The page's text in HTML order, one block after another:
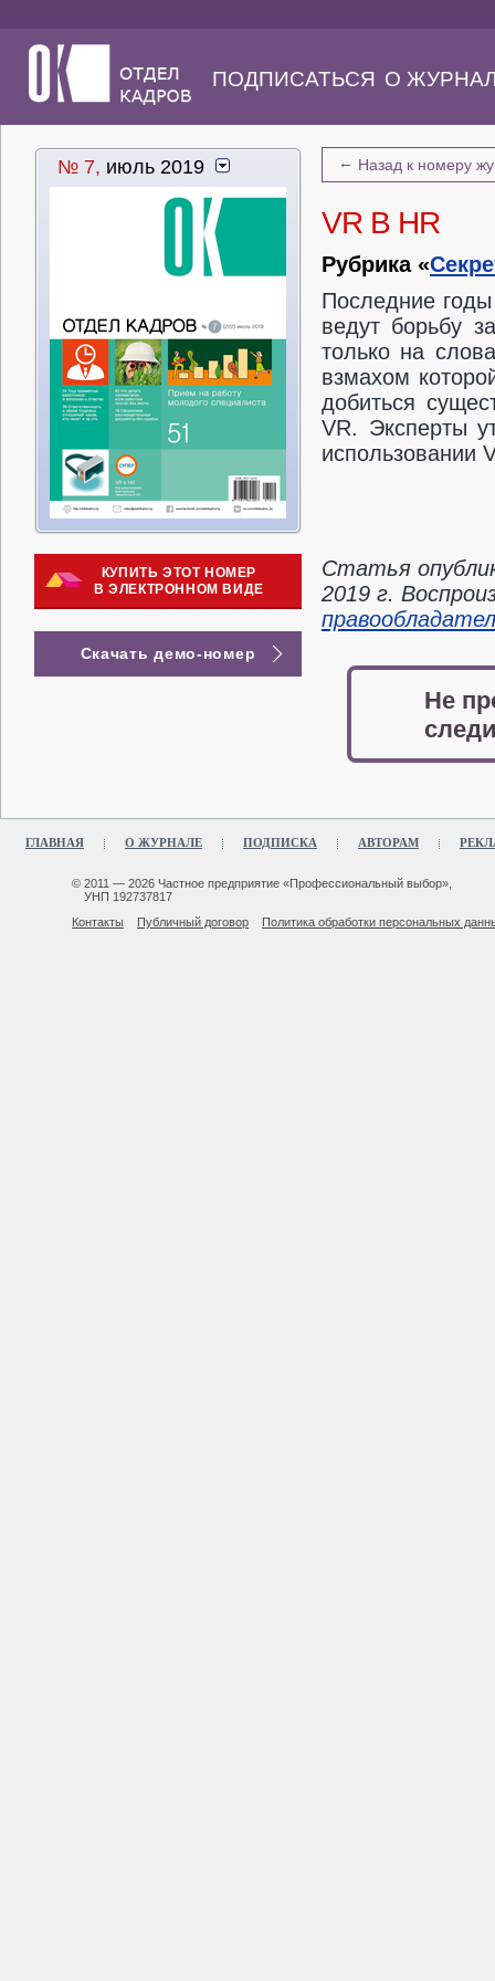
ПОДПИСАТЬСЯ О
№ 7, июль 2019
КУПИТЬ ЭТОТ НОМЕР
В ЭЛЕКТРОННОМ ВИДЕ
Скачать демо-номер
← Назад к номеру
VR В HR
Рубрика «
Последние
ведут борьбу
только на
взмахом
добиться
VR. Эксперты
использовании
Статья
2019 г.
Не
ГЛАВНАЯ О ЖУРНАЛЕ ПОДПИСКА АВТОРАМ
© 2011 — 2026 Частное предприятие «Профессиональный выбор»,
УНП 192737817
Контакты
Публичный договор Политика обработки персональных